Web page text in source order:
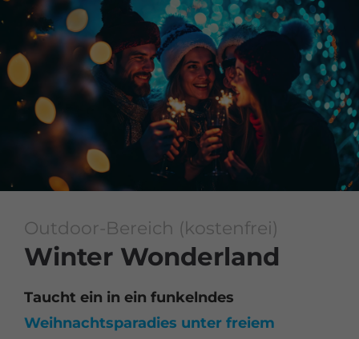
Outdoor-Bereich (kostenfrei)
Winter Wonderland
Taucht ein in ein funkelndes
Weihnachtsparadies unter freiem